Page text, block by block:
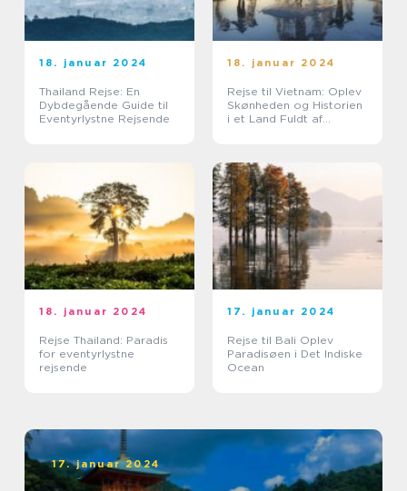
18. januar 2024
Thailand Rejse: En
Dybdegående Guide til
Eventyrlystne Rejsende
18. januar 2024
Rejse til Vietnam: Oplev
Skønheden og Historien
i et Land Fuldt af
18. januar 2024
Rejse Thailand: Paradis
for eventyrlystne
rejsende
17. januar 2024
Rejse til Bali Oplev
Paradisøen i Det Indiske
Ocean
17. januar 2024